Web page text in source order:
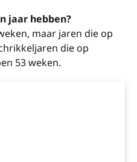
jaar hebben?
maar jaren die op
die op
53 weken.